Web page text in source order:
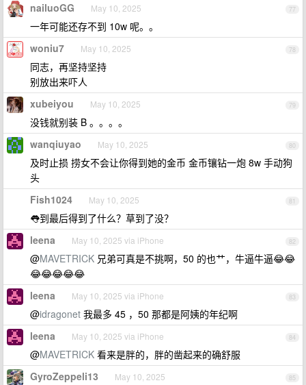
77
nailuoGG May 10, 2025
一年可能还存不到 10w 呢。。
78
woniu7 May 10, 2025
同志，再坚持坚持
别放出来吓人
79
xubeiyou May 10, 2025
没钱就别装 B 。。。。
80
wanqiuyao May 10, 2025
及时止损 捞女不会让你得到她的金币 金币镶钻一炮 8w 手动狗
头
81
Fish1024 May 10, 2025
👅到最后得到了什么？草到了没？
82
leena May 10, 2025 via iPhone
@MAVETRICK 兄弟可真是不挑啊，50 的也艹，牛逼牛逼😂😂
😂😂😂😂😂
83
leena May 10, 2025 via iPhone
@idragonet 我最多 45 ，50 那都是阿姨的年纪啊
84
leena May 10, 2025 via iPhone
@MAVETRICK 看来是胖的，胖的凿起来的确舒服
85
GyroZeppeli13 May 10, 2025